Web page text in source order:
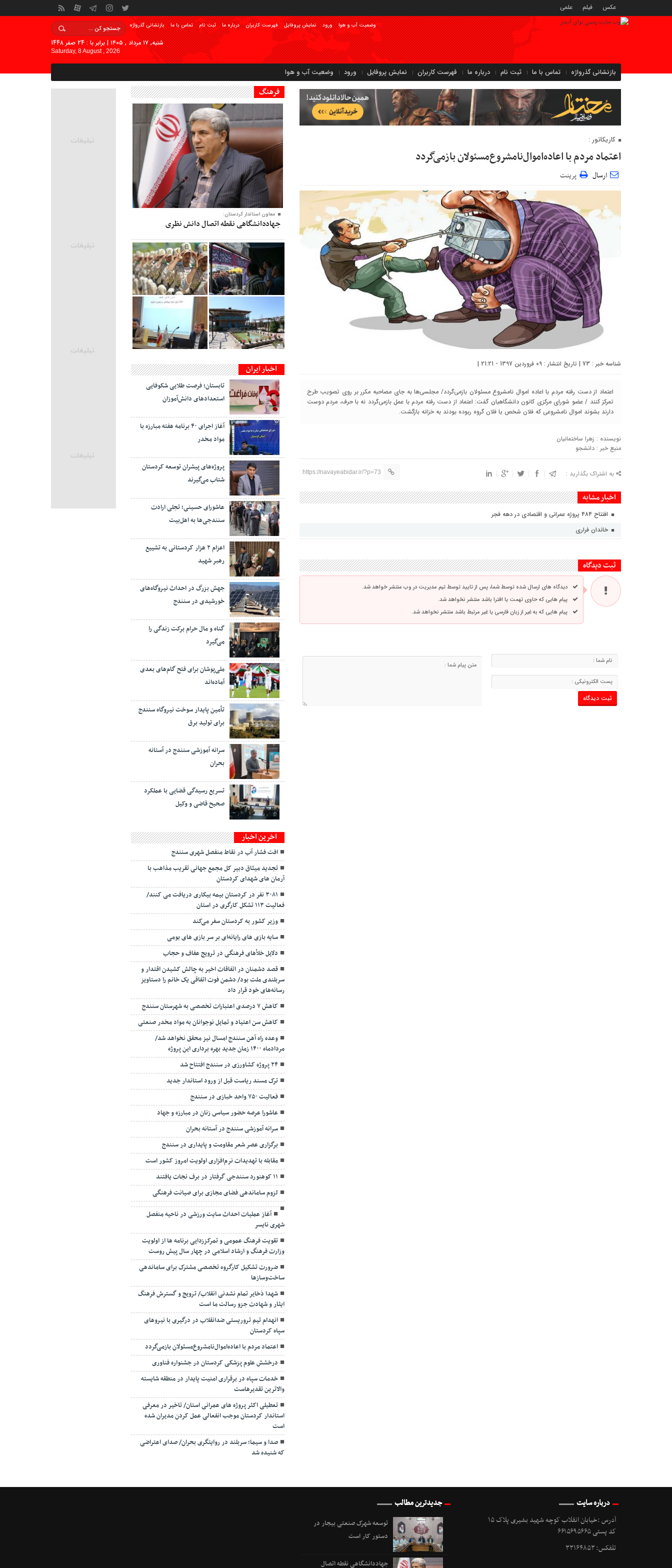
عکس فیلم علمی
بازنشانی گذرواژه تماس با ما ثبت نام درباره ما فهرست کاربران نمایش پروفایل ورود وضعیت آب و هوا
شنبه, ۱۷ مرداد , ۱۴۰۵ | برابر با : 24 صفر 1448
Saturday, 8 August , 2026
بازنشانی گذرواژه تماس با ما ثبت نام درباره ما فهرست کاربران نمایش پروفایل ورود وضعیت آب و هوا
کاریکاتور :
اعتماد مردم با اعاده‌اموال‌نامشروع‌مسئولان بازمی‌گردد
ارسال پرینت
شناسه خبر : 73 | تاریخ انتشار : 09 فروردین 1397 - 21:21 |
اعتماد از دست رفته مردم با اعاده اموال نامشروع مسئولان بازمی‌گردد/ مجلسی‌ها به جای مصاحبه مکرر بر روی تصویب طرح
تمرکز کنند / عضو شورای مرکزی کانون دانشگاهیان گفت: اعتماد از دست رفته مردم با عمل بازمی‌گردد نه با حرف، مردم دوست
دارند بشوند اموال نامشروعی که فلان شخص یا فلان گروه ربوده بودند به خزانه بازگشت.
نویسنده : زهرا ساختمانیان
منبع خبر : دانشجو
به اشتراک بگذارید : https://navayeabidar.ir/?p=73
اخبار مشابه
افتتاح ۴۸۴ پروژه عمرانی و اقتصادی در دهه فجر
خاندان فراری
ثبت دیدگاه
دیدگاه های ارسال شده توسط شما، پس از تایید توسط تیم مدیریت در وب منتشر خواهد شد.
پیام هایی که حاوی تهمت یا افترا باشد منتشر نخواهد شد.
پیام هایی که به غیر از زبان فارسی یا غیر مرتبط باشد منتشر نخواهد شد.
فرهنگ
معاون‌ استاندار کردستان:
جهاددانشگاهی نقطه اتصال دانش نظری
اخبار ایران
تابستان؛ فرصت طلایی شکوفایی
استعدادهای دانش‌آموزان
آغاز اجرای ۴۰ برنامه هفته مبارزه با
مواد مخدر
پروژه‌های پیشران توسعه کردستان
شتاب می‌گیرند
عاشورای حسینی؛ تجلی ارادت
سنندجی‌ها به اهل‌بیت
اعزام ۲ هزار کردستانی به تشییع
رهبر شهید
جهش بزرگ در احداث نیروگاه‌های
خورشیدی در سنندج
گناه و مال حرام برکت زندگی را
می‌گیرد
ملی‌پوشان برای فتح گام‌های بعدی
آماده‌اند
تأمین پایدار سوخت نیروگاه سنندج
برای تولید برق
سرانه آموزشی سنندج در آستانه
بحران
تسریع رسیدگی قضایی با عملکرد
صحیح قاضی و وکیل
اخرین اخبار
افت فشار آب در نقاط منفصل شهری سنندج
تجدید میثاق دبیر کل مجمع جهانی تقریب مذاهب با
آرمان های شهدای کردستان
۳۰۸۱ نفر در کردستان بیمه بیکاری دریافت می کنند/
فعالیت ۱۱۳ تشکل کارگری در استان
وزیر کشور به کردستان سفر می‌کند
سایه بازی های رایانه‌ای بر سر بازی های بومی
دلایل خلأهای فرهنگی در ترویج عفاف و حجاب
قصد دشمنان در اتفاقات اخیر به چالش کشیدن اقتدار و
سربلندی ملت بود/ دشمن فوت اتفاقی یک خانم را دستاویز
رسانه‌های خود قرار داد
کاهش ۷ درصدی اعتبارات تخصصی به شهرستان سنندج
کاهش سن اعتیاد و تمایل نوجوانان به مواد مخدر صنعتی
وعده راه آهن سنندج امسال نیز محقق نخواهد شد/
مردادماه ۱۴۰۰ زمان جدید بهره برداری این پروژه
۲۴ پروژه کشاورزی در سنندج افتتاح شد
ترک مسند ریاست قبل از ورود استاندار جدید
فعالیت ۷۵۰ واحد خبازی در سنندج
عاشورا عرصه حضور سیاسى زنان در مبارزه و جهاد
سرانه آموزشی سنندج در آستانه بحران
برگزاری عصر شعر مقاومت و پایداری در سنندج
مقابله با تهدیدات نرم‌افزاری اولویت امروز کشور است
۱۱ کوهنورد سنندجی گرفتار در برف نجات یافتند
لزوم ساماندهی فضای مجازی برای صیانت فرهنگی
آغاز عملیات احداث سایت ورزشی در ناحیه منفصل
شهری نایسر
تقویت فرهنگ عمومی و تمرکززدایی برنامه ها از اولویت
وزارت فرهنگ و ارشاد اسلامی در چهار سال پیش روست
ضرورت تشکیل کارگروه تخصصی مشترک برای ساماندهی
ساخت‌وسازها
شهدا ذخایر تمام نشدنی انقلاب/ ترویج و گسترش فرهنگ
ایثار و شهادت جزو رسالت ما است
انهدام تیم تروریستی ضدانقلاب در درگیری با نیروهای
سپاه کردستان
اعتماد مردم با اعاده‌اموال‌نامشروع‌مسئولان بازمی‌گردد
درخشش علوم پزشکی کردستان در جشنواره فناوری
خدمات سپاه در برقراری امنیت پایدار در منطقه شایسته
والاترین تقدیرهاست
تعطیلی اکثر پروژه های عمرانی استان/ تاخیر در معرفی
استاندار کردستان موجب انفعالی عمل کردن مدیران شده
است
صدا و سیما؛ سربلند در روایتگری بحران/ صدای اعتراضی
که شنیده شد
درباره سایت
آدرس :خیابان انقلاب کوچه شهید بشیری پلاک ۱۵
کد پستی ۶۶۱۵۶۹۵۶۶۵
تلفکس: ۳۳۱۶۴۸۵۳
جدیدترین مطالب
توسعه شهرک صنعتی بیجار در
دستور کار است
جهاددانشگاهی نقطه اتصال